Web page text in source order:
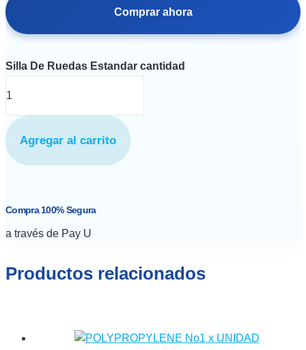
Comprar ahora
Silla De Ruedas Estandar cantidad
Agregar al carrito
Compra 100% Segura
a través de Pay U
Productos relacionados